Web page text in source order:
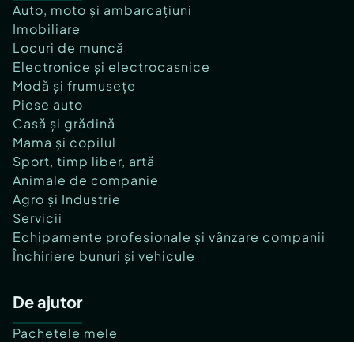
Auto, moto și ambarcațiuni
Imobiliare
Locuri de muncă
Electronice și electrocasnice
Modă și frumusețe
Piese auto
Casă și grădină
Mama și copilul
Sport, timp liber, artă
Animale de companie
Agro și Industrie
Servicii
Echipamente profesionale și vânzare companii
Închiriere bunuri și vehicule
De ajutor
Pachetele mele